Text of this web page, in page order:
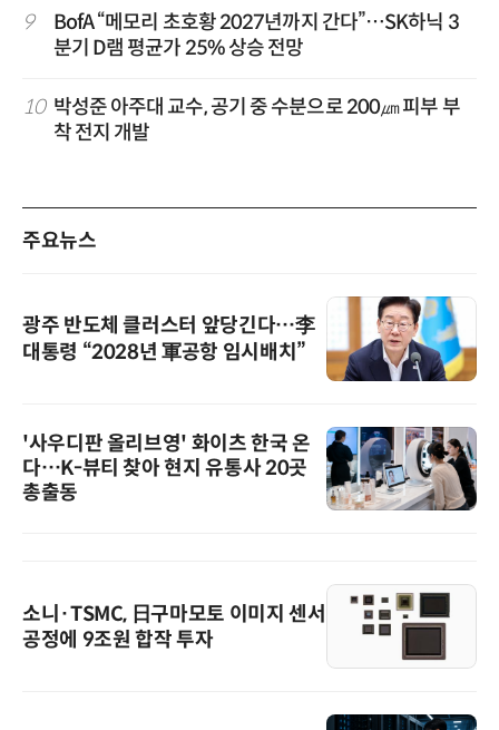
9
BofA “메모리 초호황 2027년까지 간다”…SK하닉 3
분기 D램 평균가 25% 상승 전망
10 박성준 아주대 교수, 공기 중 수분으로 200㎛ 피부 부
착 전지 개발
주요뉴스
광주 반도체 클러스터 앞당긴다…李
대통령 “2028년 軍공항 임시배치”
'사우디판 올리브영' 화이츠 한국 온
다…K-뷰티 찾아 현지 유통사 20곳
총출동
소니·TSMC, 日구마모토 이미지 센서
공정에 9조원 합작 투자